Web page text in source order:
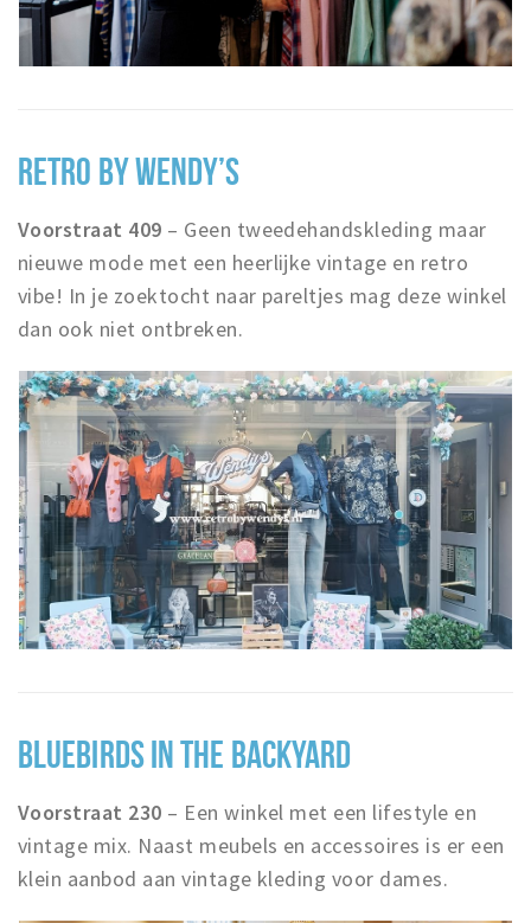
RETRO BY WENDY’S
Voorstraat 409 – Geen tweedehandskleding maar
nieuwe mode met een heerlijke vintage en retro
vibe! In je zoektocht naar pareltjes mag deze winkel
dan ook niet ontbreken.
BLUEBIRDS IN THE BACKYARD
Voorstraat 230 – Een winkel met een lifestyle en
vintage mix. Naast meubels en accessoires is er een
klein aanbod aan vintage kleding voor dames.